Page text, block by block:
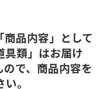
品内容」として
具類」はお届け
で、商品内容を
。